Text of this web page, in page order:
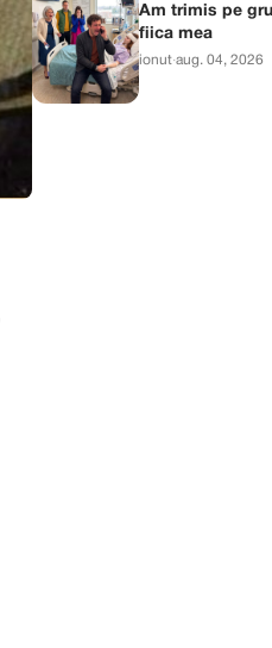
Am trimis pe
fiica mea
ionut·aug. 04, 2026